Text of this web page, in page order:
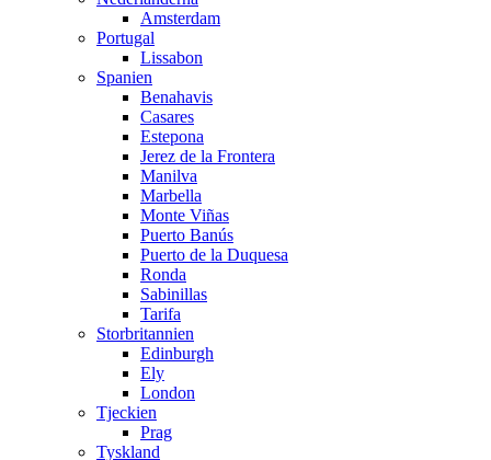
Amsterdam
Portugal
Lissabon
Spanien
Benahavis
Casares
Estepona
Jerez de la Frontera
Manilva
Marbella
Monte Viñas
Puerto Banús
Puerto de la Duquesa
Ronda
Sabinillas
Tarifa
Storbritannien
Edinburgh
Ely
London
Tjeckien
Prag
Tyskland